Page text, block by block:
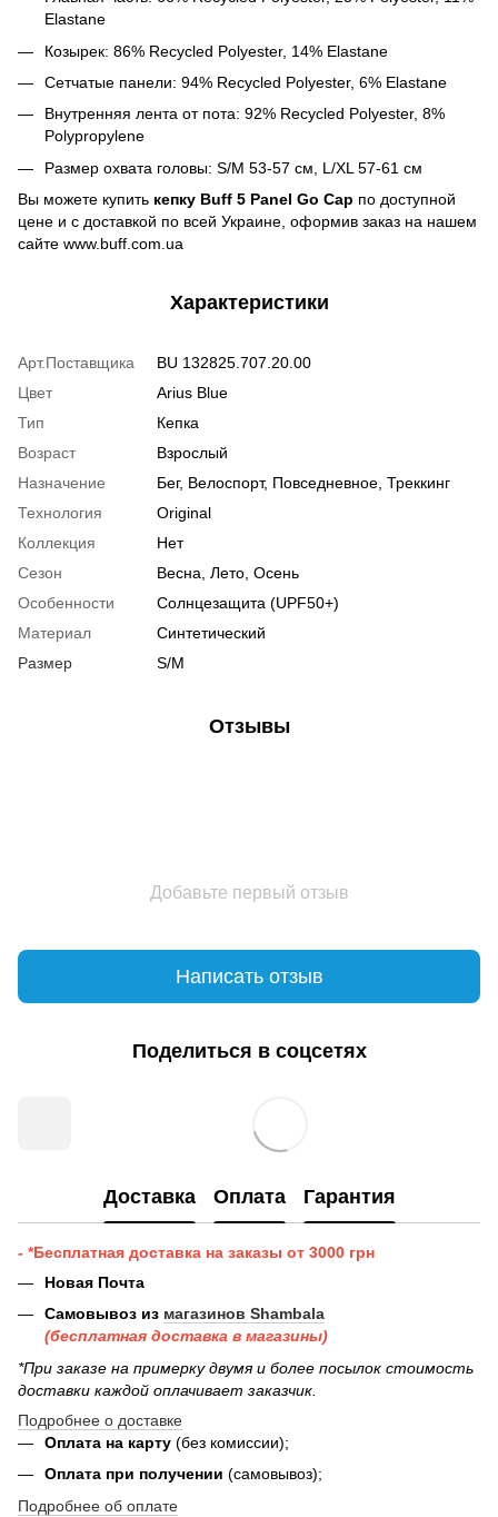
Elastane
Козырек: 86% Recycled Polyester, 14% Elastane
Сетчатые панели: 94% Recycled Polyester, 6% Elastane
Внутренняя лента от пота: 92% Recycled Polyester, 8%
Polypropylene
Размер охвата головы: S/M 53-57 см, L/XL 57-61 см
Вы можете купить кепку Buff 5 Panel Go Cap по доступной
цене и с доставкой по всей Украине, оформив заказ на нашем
сайте www.buff.com.ua
Характеристики
Арт.Поставщика
BU 132825.707.20.00
Цвет
Arius Blue
Тип
Кепка
Возраст
Взрослый
Назначение
Бег, Велоспорт, Повседневное, Треккинг
Технология
Original
Коллекция
Нет
Сезон
Весна, Лето, Осень
Особенности
Солнцезащита (UPF50+)
Материал
Синтетический
Размер
S/M
Отзывы
Добавьте первый отзыв
Написать отзыв
Поделиться в соцсетях
Доставка Оплата Гарантия
- *Бесплатная доставка на заказы от 3000 грн
Новая Почта
Самовывоз из магазинов Shambala
(бесплатная доставка в магазины)
*При заказе на примерку двумя и более посылок стоимость
доставки каждой оплачивает заказчик.
Подробнее о доставке
Оплата на карту (без комиссии);
Оплата при получении (самовывоз);
Подробнее об оплате